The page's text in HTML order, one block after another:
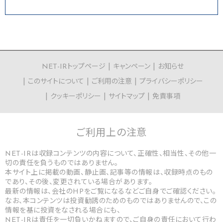
NET-IRトップページ キャンペーン
お知らせ
このサイトについて
ご利用の注意
プライバシーポリシー
クッキーポリシー
サイトマップ 免責事項
ご利用上の注意
NET-IRは収録コンテンツの内容について、正確性、相当性、その他一
切の責任を負うものではありません。
本サイト上に掲載の動画、静止画、記事等の情報は、収録時点のもの
であり、その後、変更されている場合があります。
最新の情報は、会社のHPをご覧になるなどご自身でご確認ください。
なお、本コンテンツは投資勧誘のためのものではありませんので、この
情報を基に投資をなされる場合にも、
NET-IRは責任を一切負いかねますので、ご自身の責任において行わ